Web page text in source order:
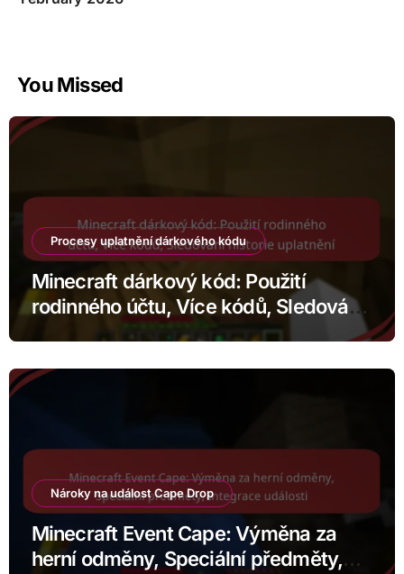
You Missed
Procesy uplatnění dárkového kódu
Minecraft dárkový kód: Použití
rodinného účtu, Více kódů, Sledování
historie uplatnění
Nároky na událost Cape Drop
Minecraft Event Cape: Výměna za
herní odměny, Speciální předměty,